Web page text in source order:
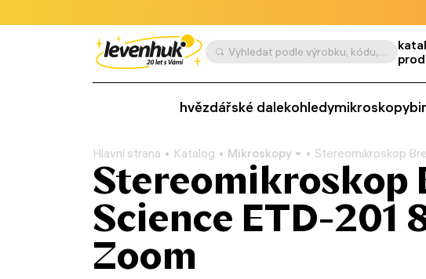
Vyhledat podle výrobku, kódu, kategorie apod.
hvězdářské dalekohledymikroskopy
Hlavní strana Katalog Mikroskopy Stereomikroskop
Stereomikroskop
Science ETD-201
Zoom